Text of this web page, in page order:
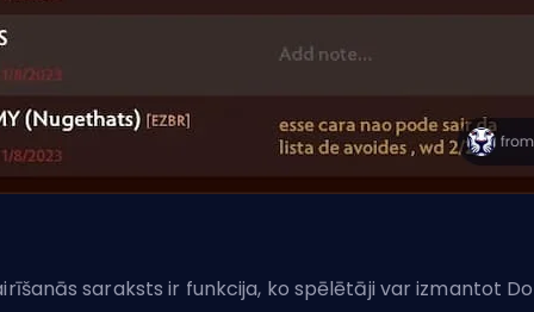
saraksts ir funkcija, ko spēlētāji var izmantot